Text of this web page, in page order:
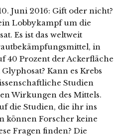
Juni 2016: Gift oder nicht?
Lobbykampf um die
Es ist das weltweit
in
40 Prozent der Ackerfläche
Kann es Krebs
Studien
Wirkungen des Mittels.
die Studien, die ihr ins
können Forscher keine
Fragen finden? Die